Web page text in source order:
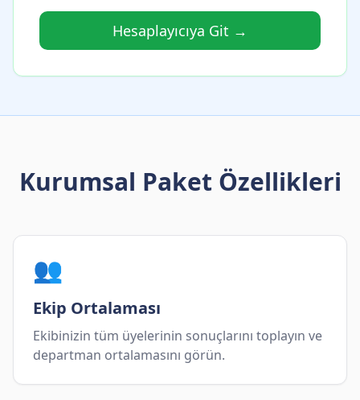
Hesaplayıcıya Git →
Kurumsal Paket Özellikleri
👥
Ekip Ortalaması
Ekibinizin tüm üyelerinin sonuçlarını toplayın ve
departman ortalamasını görün.